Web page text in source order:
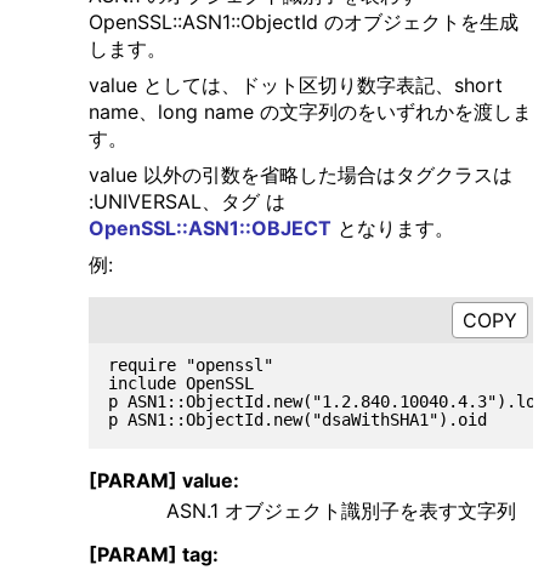
OpenSSL::ASN1::ObjectId のオブジェクトを生成
します。
value としては、ドット区切り数字表記、short
name、long name の文字列のをいずれかを渡しま
す。
value 以外の引数を省略した場合はタグクラスは
:UNIVERSAL、タグ は
OpenSSL::ASN1::OBJECT となります。
例:
require "openssl"
include OpenSSL
p
[PARAM] value:
ASN.1 オブジェクト識別子を表す文字列
[PARAM] tag: